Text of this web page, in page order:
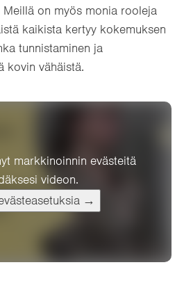
on myös monia rooleja
kaikista kertyy kokemuksen
tunnistaminen ja
kovin vähäistä.
markkinoinnin evästeitä
videon.